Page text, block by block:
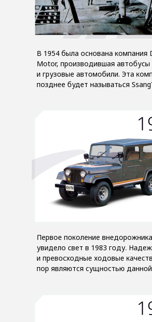
В 1954 была основана компания
Motor, производившая автобусы
и грузовые автомобили. Эта
позднее будет называться
Первое поколение
увидело свет в 1983 году.
и превосходные ходовые
пор являются сущностью